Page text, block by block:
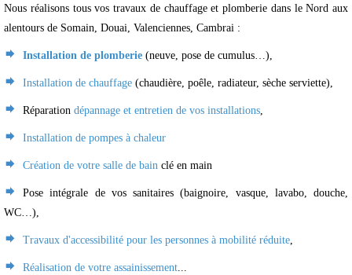
Nous réalisons tous vos travaux de chauffage et plomberie dans le Nord aux
alentours de Somain, Douai, Valenciennes, Cambrai :
Installation de plomberie (neuve, pose de cumulus…),
Installation de chauffage (chaudière, poêle, radiateur, sèche serviette),
Réparation dépannage et entretien de vos installations,
Installation de pompes à chaleur
Création de votre salle de bain clé en main
Pose intégrale de vos sanitaires (baignoire, vasque, lavabo, douche,
WC…),
Travaux d'accessibilité pour les personnes à mobilité réduite,
Réalisation de votre assainissement...